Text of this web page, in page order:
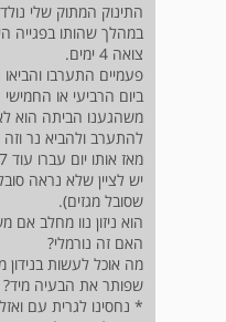
התינוק המתוק שלי נולד
צואה 4 ימים.
פעמיים התערבו
ביום הרביעי או החמישי
להתערב ולהביא נר וזה
מאז אותו יום עברו עוד 7 ימים ושוב לא עושה .
יש לציין שלא נראה
שסובל מגזים).
הוא ניזון נוו מחלב אם
האם זה נורמלי?
מה אוכל לעשות
שפותר את הבעיה מיד?
* נחסינו לגרית עם